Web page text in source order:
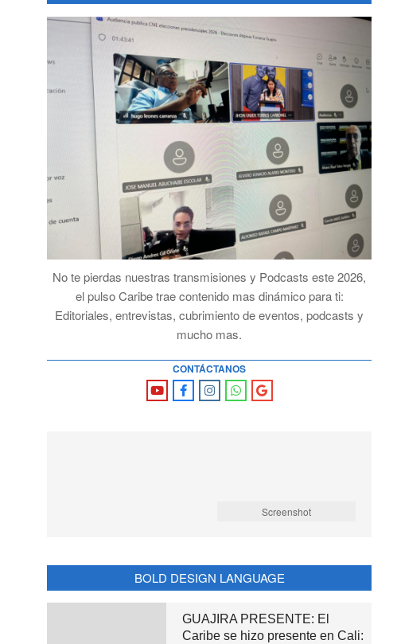
No te pierdas nuestras transmisiones y Podcasts este 2026,
el pulso Caribe trae contenido mas dinámico para ti:
Editoriales, entrevistas, cubrimiento de eventos, podcasts y
mucho mas.
CONTÁCTANOS
Screenshot
BOLD DESIGN LANGUAGE
GUAJIRA PRESENTE: El
Caribe se hizo presente en Cali: